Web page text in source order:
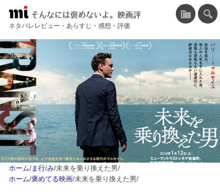
そんなには褒めないよ。映画評
ネタバレレビュー・あらすじ・感想・評価
ホーム/ま行/み/未来を乗り換えた男/
ホーム/褒めてる映画/未来を乗り換えた男/